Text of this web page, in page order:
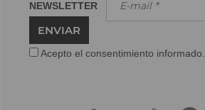
NEWSLETTER
ENVIAR
Acepto el consentimiento informado.